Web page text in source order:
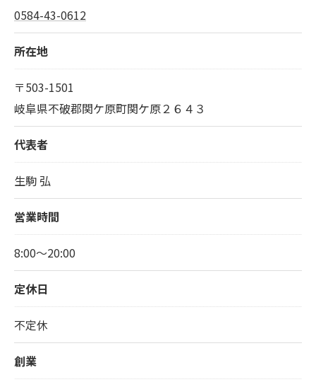
0584-43-0612
所在地
〒503-1501
岐阜県不破郡関ケ原町関ケ原２６４３
代表者
生駒 弘
営業時間
8:00～20:00
定休日
不定休
創業